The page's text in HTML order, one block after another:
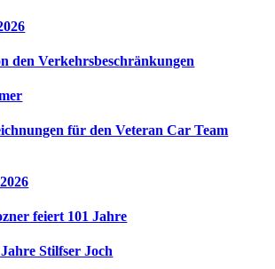
den Verkehrsbeschränkungen
für den Veteran Car Team
feiert 101 Jahre
Stilfser Joch